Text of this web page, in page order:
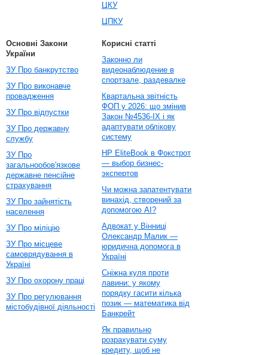
ЦКУ
ЦПКУ
Основні Закони
України
ЗУ Про банкрутство
ЗУ Про виконавче
провадження
ЗУ Про відпустки
ЗУ Про державну
службу
ЗУ Про
загальнообов'язкове
державне пенсійне
страхування
ЗУ Про зайнятість
населення
ЗУ Про міліцію
ЗУ Про місцеве
самоврядування в
Україні
ЗУ Про охорону праці
ЗУ Про регулювання
містобудівної діяльності
Корисні статті
Законно ли
видеонаблюдение в
спортзале, раздевалке
Квартальна звітність
ФОП у 2026: що змінив
Закон №4536-IX і як
адаптувати облікову
систему
HP EliteBook в Фокстрот
— выбор бизнес-
экспертов
Чи можна запатентувати
винахід, створений за
допомогою AI?
Адвокат у Вінниці
Олександр Малик —
юридична допомога в
Україні
Сніжна куля проти
лавини: у якому
порядку гасити кілька
позик — математика від
Банкрейт
Як правильно
розрахувати суму
кредиту, щоб не